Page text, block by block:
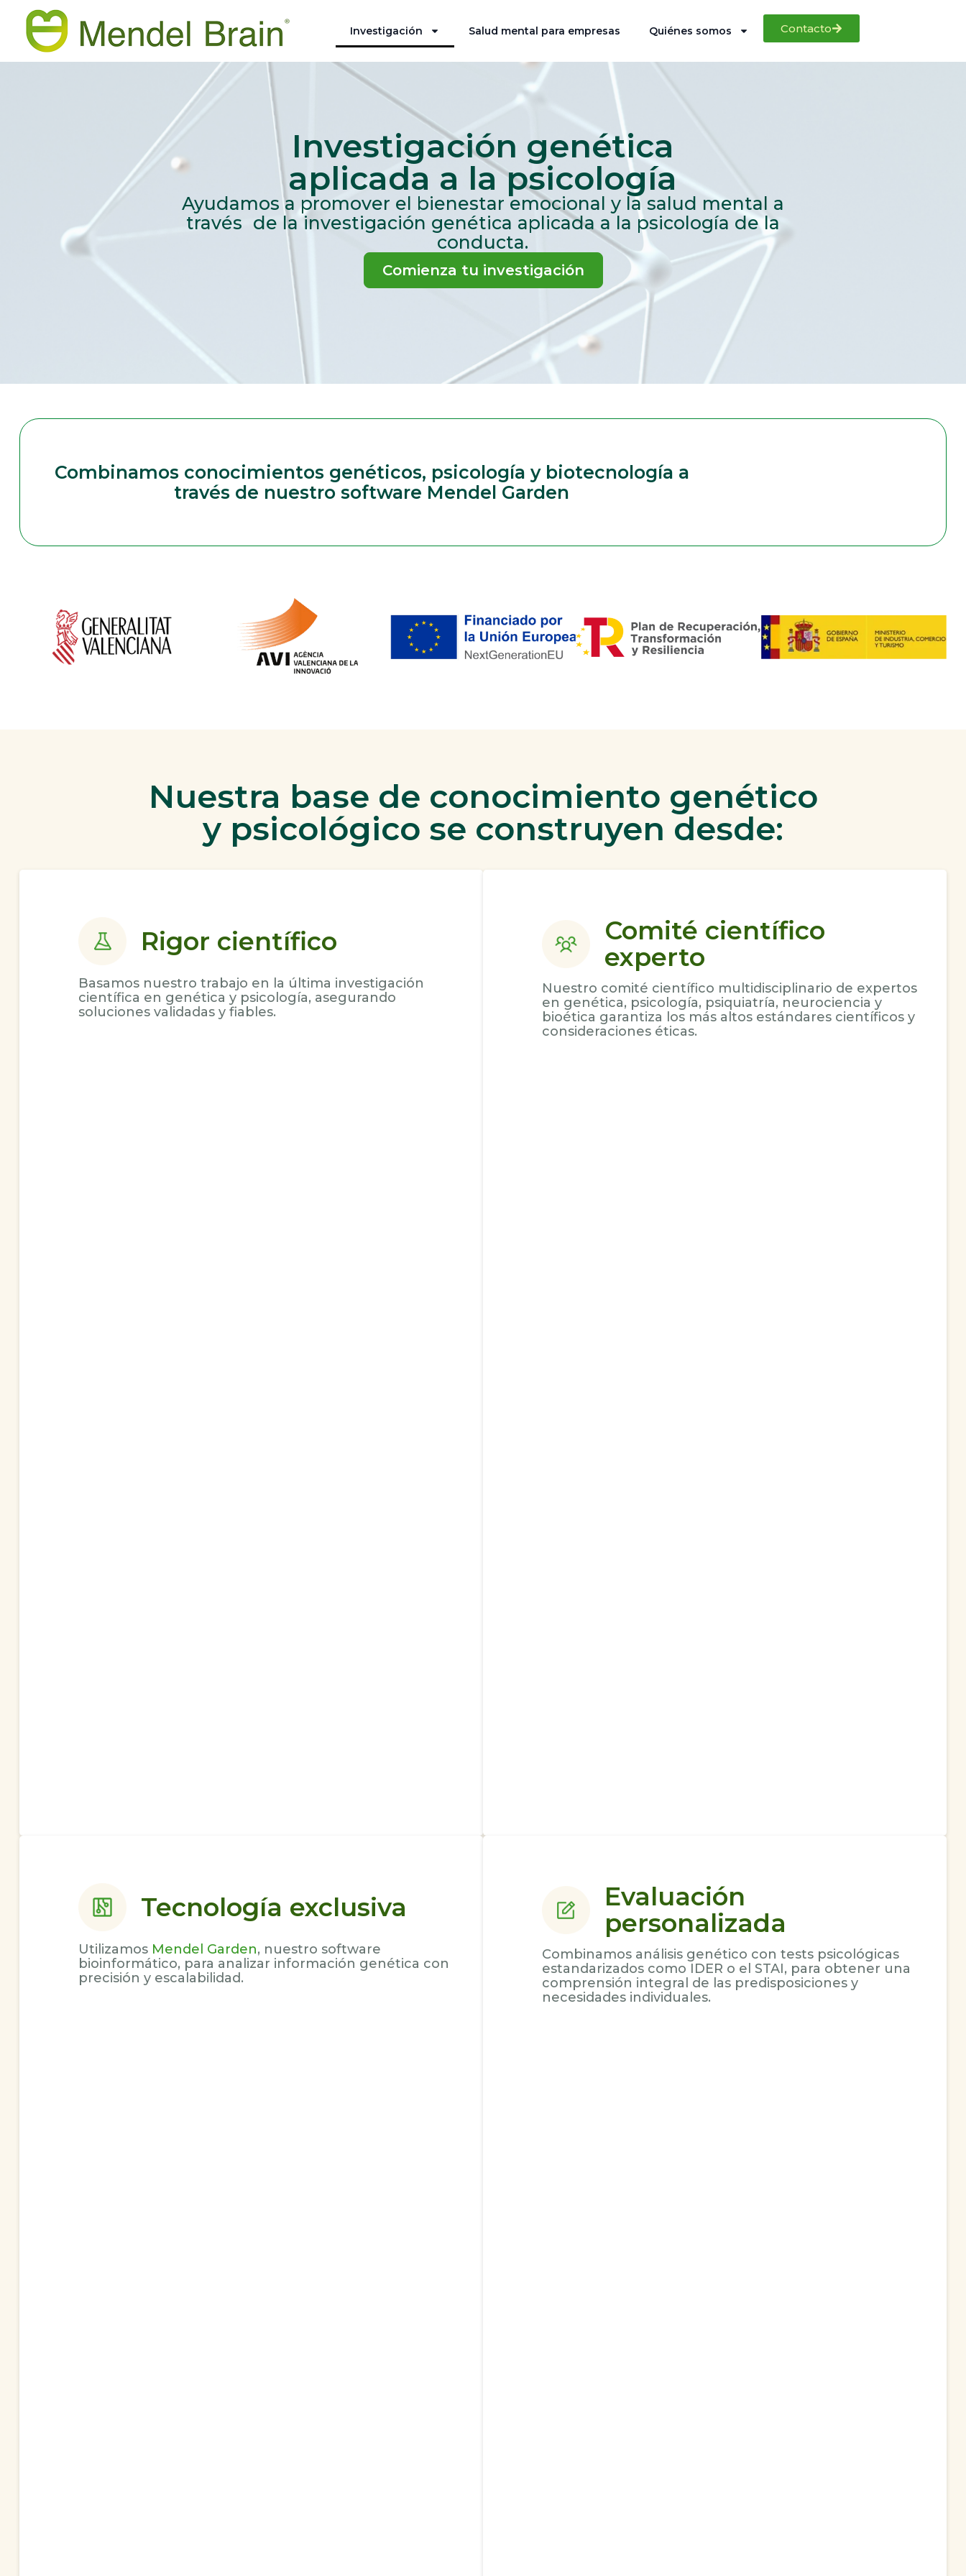
Investigación Salud mental para empresas Quiénes somos Contacto
Investigación genética
aplicada a la psicología
Ayudamos a promover el bienestar emocional y la salud mental a
través de la investigación genética aplicada a la psicología de la
conducta.
Comienza tu investigación
Combinamos conocimientos genéticos, psicología y biotecnología a
través de nuestro software Mendel Garden
Nuestra base de conocimiento genético
y psicológico se construyen desde:
Rigor científico
Basamos nuestro trabajo en la última investigación
científica en genética y psicología, asegurando
soluciones validadas y fiables.
Tecnología exclusiva
Utilizamos Mendel Garden, nuestro software
bioinformático, para analizar información genética con
precisión y escalabilidad.
Comité científico
experto
Nuestro comité científico multidisciplinario de expertos
en genética, psicología, psiquiatría, neurociencia y
bioética garantiza los más altos estándares científicos y
consideraciones éticas.
Evaluación
personalizada
Combinamos análisis genético con tests psicológicas
estandarizados como IDER o el STAI, para obtener una
comprensión integral de las predisposiciones y
necesidades individuales.